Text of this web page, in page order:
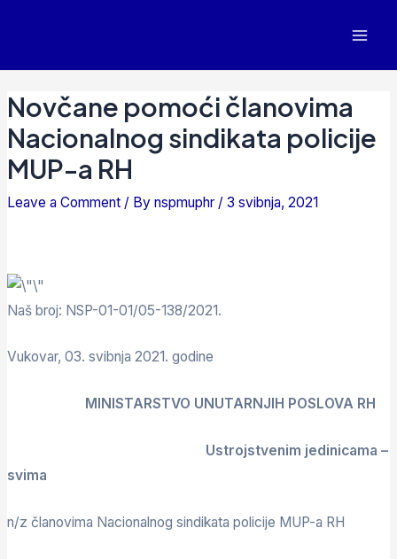
Novčane pomoći članovima
Nacionalnog sindikata policije
MUP-a RH
Leave a Comment / Bynspmuphr /3 svibnja, 2021
Naš broj: NSP-01-01/05-138/2021.
Vukovar, 03. svibnja 2021. godine
MINISTARSTVO UNUTARNJIH POSLOVA RH
Ustrojstvenim jedinicama –
svima
n/z članovima Nacionalnog sindikata policije MUP-a RH